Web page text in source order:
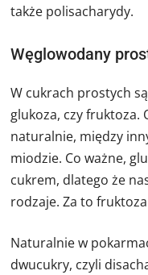
także polisacharydy.
Węglowodany
W cukrach prostych
glukoza, czy fruktoza.
naturalnie, między
miodzie. Co ważne,
cukrem, dlatego że
rodzaje. Za to
Naturalnie w
dwucukry, czyli